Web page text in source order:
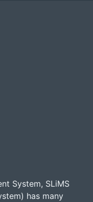
System, SLiMS
has many